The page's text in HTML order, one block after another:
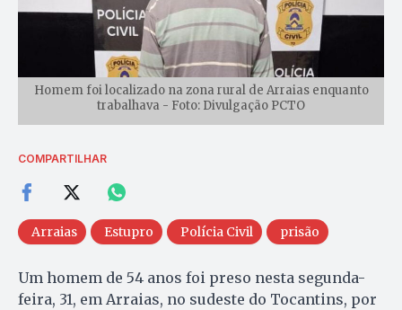
Homem foi localizado na zona rural de Arraias enquanto
trabalhava - Foto: Divulgação PCTO
COMPARTILHAR
Arraias Estupro Polícia Civil prisão
Um homem de 54 anos foi preso nesta segunda-
feira, 31, em Arraias, no sudeste do Tocantins, por